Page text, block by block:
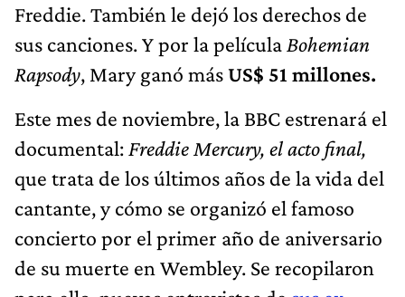
Freddie. También le dejó los derechos de
sus canciones. Y por la película Bohemian
Rapsody, Mary ganó másUS$ 51 millones.
Este mes de noviembre, la BBC estrenará el
documental: Freddie Mercury, el acto final,
que trata de los últimos años de la vida del
cantante, y cómo se organizó el famoso
concierto por el primer año de aniversario
de su muerte en Wembley. Se recopilaron